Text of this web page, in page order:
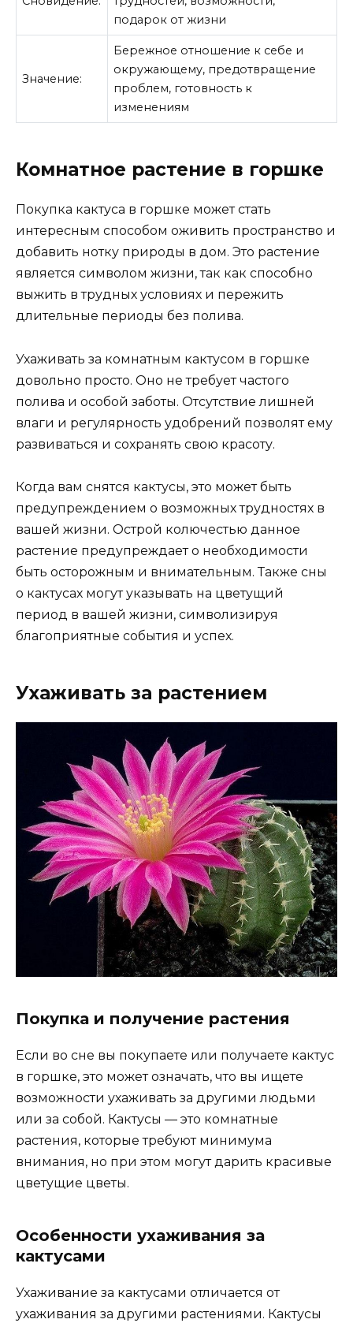
подарок от жизни
Значение:
Бережное отношение к себе и
окружающему, предотвращение
проблем, готовность к
изменениям
Комнатное растение в горшке
Покупка кактуса в горшке может стать
интересным способом оживить пространство и
добавить нотку природы в дом. Это растение
является символом жизни, так как способно
выжить в трудных условиях и пережить
длительные периоды без полива.
Ухаживать за комнатным кактусом в горшке
довольно просто. Оно не требует частого
полива и особой заботы. Отсутствие лишней
влаги и регулярность удобрений позволят ему
развиваться и сохранять свою красоту.
Когда вам снятся кактусы, это может быть
предупреждением о возможных трудностях в
вашей жизни. Острой колючестью данное
растение предупреждает о необходимости
быть осторожным и внимательным. Также сны
о кактусах могут указывать на цветущий
период в вашей жизни, символизируя
благоприятные события и успех.
Ухаживать за растением
Покупка и получение растения
Если во сне вы покупаете или получаете кактус
в горшке, это может означать, что вы ищете
возможности ухаживать за другими людьми
или за собой. Кактусы — это комнатные
растения, которые требуют минимума
внимания, но при этом могут дарить красивые
цветущие цветы.
Особенности ухаживания за
кактусами
Ухаживание за кактусами отличается от
ухаживания за другими растениями. Кактусы